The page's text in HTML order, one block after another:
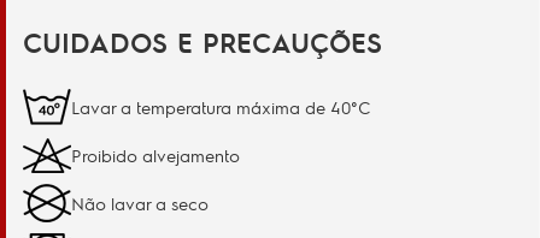
CUIDADOS E PRECAUÇÕES
Lavar a temperatura máxima de 40°C
Proibido alvejamento
Não lavar a seco